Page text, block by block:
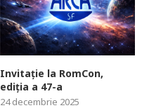
Invitație la RomCon,
ediția a 47-a
24 decembrie 2025